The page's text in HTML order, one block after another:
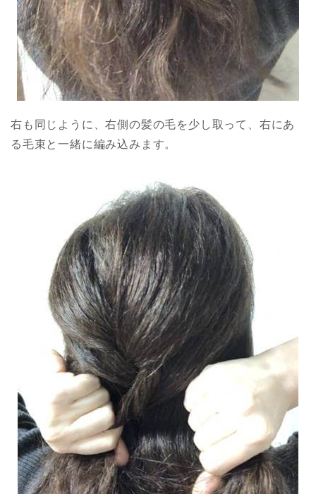
右も同じように、右側の髪の毛を少し取って、右にあ
る毛束と一緒に編み込みます。